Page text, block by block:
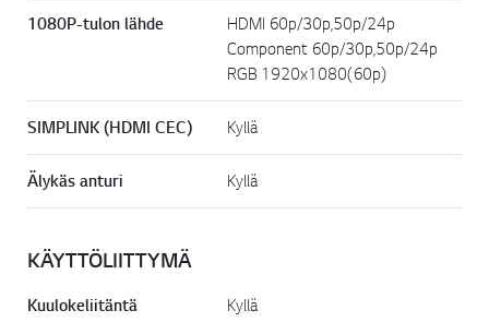
1080P-tulon lähde
HDMI 60p/30p,50p/24p
Component 60p/30p,50p/24p
RGB 1920x1080(60p)
SIMPLINK (HDMI CEC) Kyllä
Älykäs anturi Kyllä
KÄYTTÖLIITTYMÄ
Kuulokeliitäntä Kyllä